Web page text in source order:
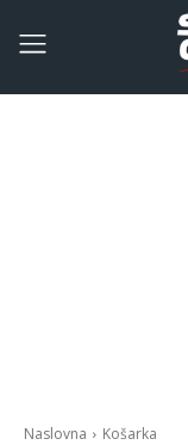
Naslovna Košarka